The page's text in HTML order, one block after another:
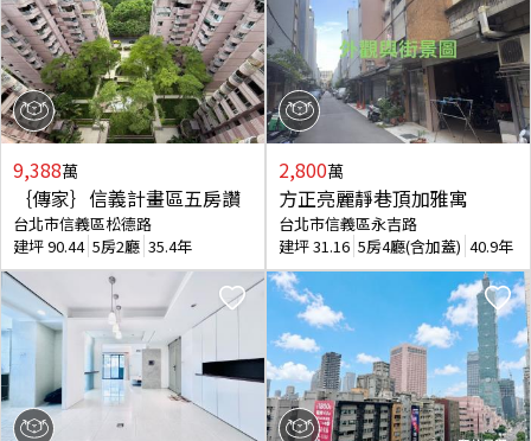
9,388萬
｛傳家｝信義計畫區五房讚
台北市信義區松德路
建坪90.44 5房2廳 35.4年
2,800萬
方正亮麗靜巷頂加雅寓
台北市信義區永吉路
建坪31.16 5房4廳(含加蓋) 40.9年